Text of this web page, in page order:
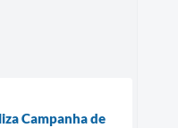
Campanha de